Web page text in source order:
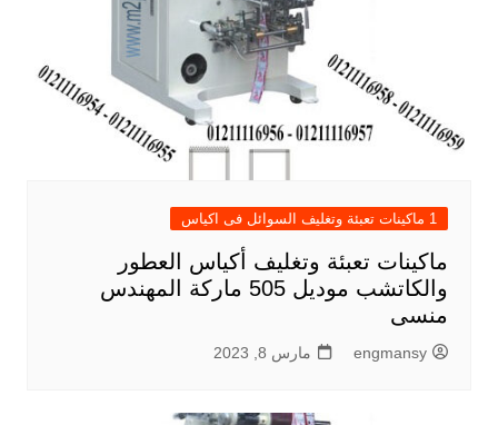
1 ماكينات تعبئة وتغليف السوائل فى اكياس
ماكينات تعبئة وتغليف أكياس العطور
والكاتشب موديل 505 ماركة المهندس
منسى
engmansy مارس 8, 2023